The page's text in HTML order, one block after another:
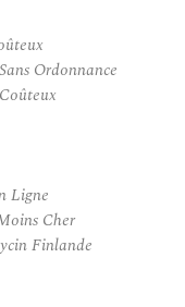
Ordonnance
Ligne
Cher
Finlande